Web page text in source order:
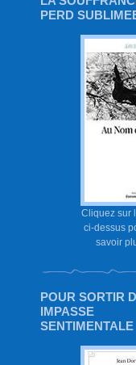
PERD
Cliquez sur
ci-dessus
savoir
POUR SORTIR
IMPASSE
SENTIMENTALE